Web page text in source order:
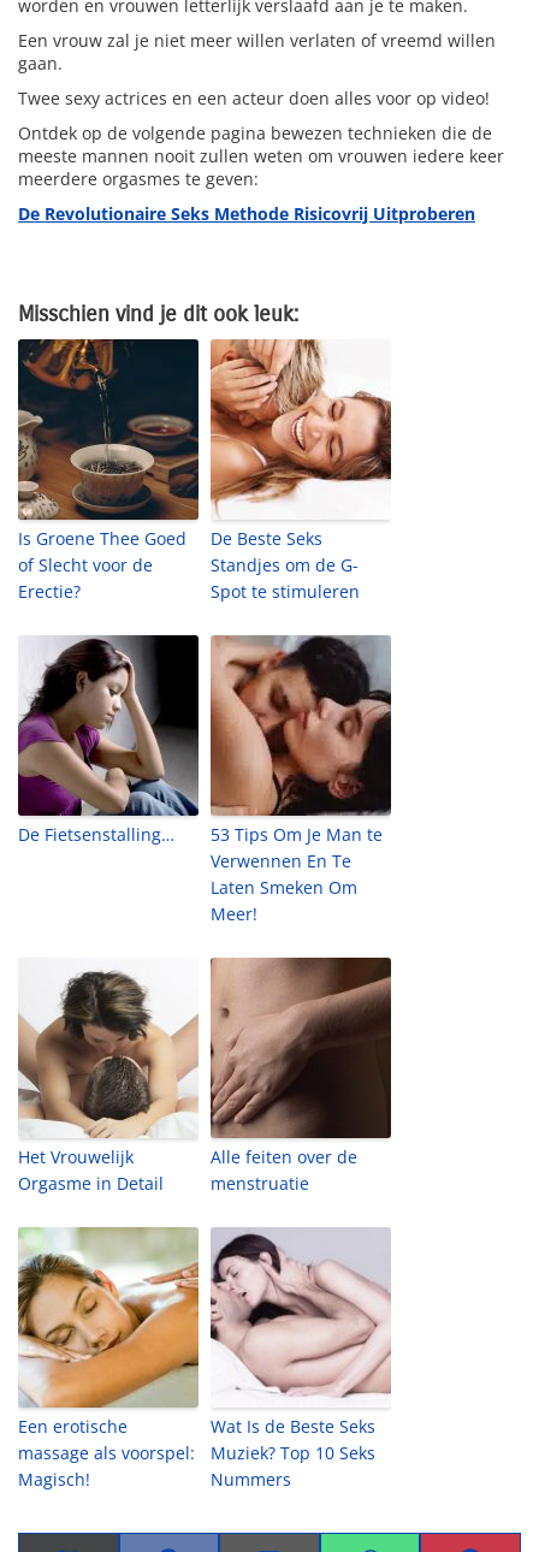
worden en vrouwen letterlijk verslaafd aan je te maken.
Een vrouw zal je niet meer willen verlaten of vreemd willen
gaan.
Twee sexy actrices en een acteur doen alles voor op video!
Ontdek op de volgende pagina bewezen technieken die de
meeste mannen nooit zullen weten om vrouwen iedere keer
meerdere orgasmes te geven:
De Revolutionaire Seks Methode Risicovrij Uitproberen
Misschien vind je dit ook leuk:
Is Groene Thee Goed
of Slecht voor de
Erectie?
De Beste Seks
Standjes om de G-
Spot te stimuleren
De Fietsenstalling…
53 Tips Om Je Man te
Verwennen En Te
Laten Smeken Om
Meer!
Het Vrouwelijk
Orgasme in Detail
Alle feiten over de
menstruatie
Een erotische
massage als voorspel:
Magisch!
Wat Is de Beste Seks
Muziek? Top 10 Seks
Nummers